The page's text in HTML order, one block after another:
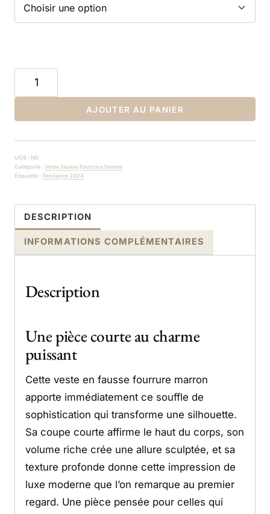
en
fausse
fourrure
marron
AJOUTER AU PANIER
UGS : ND
Catégorie : Veste fausse fourrure femme
Étiquette : Tendance 2024
DESCRIPTION
INFORMATIONS COMPLÉMENTAIRES
Description
Une pièce courte au charme
puissant
Cette veste en fausse fourrure marron
apporte immédiatement ce souffle de
sophistication qui transforme une silhouette.
Sa coupe courte affirme le haut du corps, son
volume riche crée une allure sculptée, et sa
texture profonde donne cette impression de
luxe moderne que l’on remarque au premier
regard. Une pièce pensée pour celles qui